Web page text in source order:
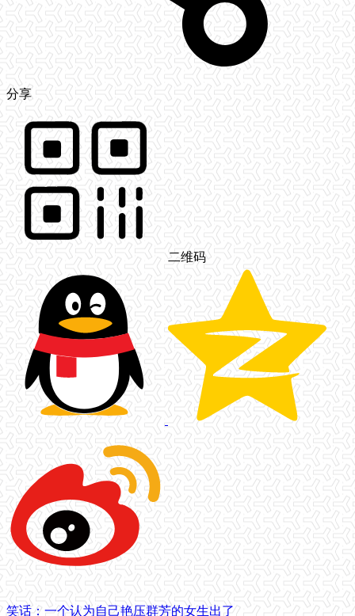
分享
二维码
笑话：一个认为自己艳压群芳的女生出了